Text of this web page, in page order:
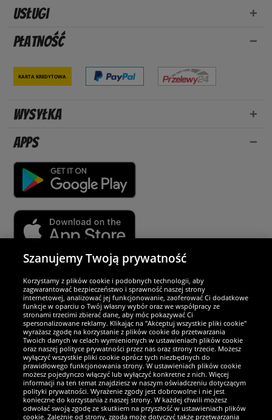
Usługi
Płatność
Karta kredytowa
Wysyłka
Apps
Partnerzy i bezpieczeństwo
Jesteśmy wyjątkowi
Szanujemy Twoją prywatność
Korzystamy z plików cookie i podobnych technologii, aby
zagwarantować bezpieczeństwo i sprawność naszej strony
internetowej, analizować jej funkcjonowanie, zaoferować Ci dodatkowe
funkcje w oparciu o Twój własny wybór oraz we współpracy ze
stronami trzecimi zbierać dane, aby móc pokazywać Ci
spersonalizowane reklamy. Klikając na "Akceptuj wszystkie pliki cookie"
wyrażasz zgodę na korzystanie z plików cookie do przetwarzania
Twoich danych w celach wymienionych w ustawieniach plików cookie
oraz naszej polityce prywatności przez nas oraz strony trzecie. Możesz
wyłączyć wszystkie pliki cookie oprócz tych niezbędnych do
prawidłowego funkcjonowania strony. W ustawieniach plików cookie
możesz pojedynczo włączyć lub wyłączyć konkretne z nich. Więcej
informacji na ten temat znajdziesz w naszym oświadczeniu dotyczącym
polityki prywatności. Wyrażenie zgody jest dobrowolne i nie jest
konieczne do korzystania z naszej strony. W każdej chwili możesz
odwołać swoją zgodę ze skutkiem na przyszłość w ustawieniach plików
cookie. Zależnie od strony, zgoda może dotyczyć także przetwarzania